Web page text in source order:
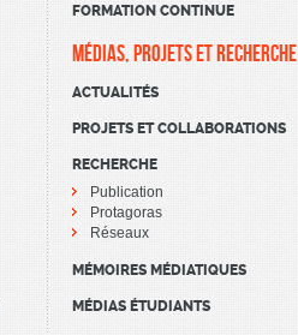
FORMATION CONTINUE
MÉDIAS, PROJETS ET RECHERCHE
ACTUALITÉS
PROJETS ET COLLABORATIONS
RECHERCHE
Publication
Protagoras
Réseaux
MÉMOIRES MÉDIATIQUES
MÉDIAS ÉTUDIANTS